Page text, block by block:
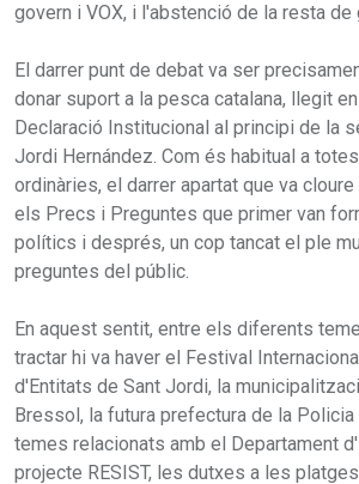
govern i VOX, i l'abstenció de la resta de
El darrer punt de debat va ser
donar suport a la pesca catalana, llegit
Declaració Institucional al principi de la
Jordi Hernández. Com és habitual a
ordinàries, el darrer apartat que va
els Precs i Preguntes que primer van
polítics i després, un cop tancat el ple
preguntes del públic.
En aquest sentit, entre els diferents
tractar hi va haver el Festival
d'Entitats de Sant Jordi, la
Bressol, la futura prefectura de la Policia
temes relacionats amb el Departament
projecte RESIST, les dutxes a les